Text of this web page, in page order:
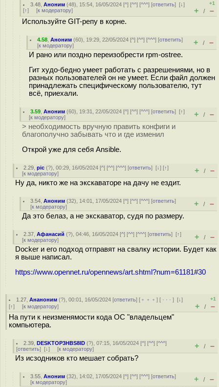
3.48 ,Аноним (48), 15:54, 16/05/2024 [^] [^^] [^^^] [ответить][↓]
[↑] [к модератору]
+1
+ / –
Используйте GIT-репу в корне.
4.58 ,Аноним (60), 19:29, 22/05/2024 [^] [^^] [^^^] [ответить]
[к модератору] + / –
И рано или поздно переизобрести rpm-ostree.
Гит худо-бедно умеет работать с разрешениями, но в
разных пользователей он не умеет. Если файл должен
принадлежать специфическому пользователю, тут
всё, приехали.
3.59 ,Аноним (60), 19:31, 22/05/2024 [^] [^^] [^^^] [ответить][↑]
[к модератору] + / –
> необходимость вручную править конфиги и
благополучно забывать что и где изменил
Открой уже для себя Ansible.
2.29 ,pic (?), 00:29, 16/05/2024 [^] [^^] [^^^] [ответить][↓] [↑]
[к модератору] + / –
Ну да, никто же на экскаваторе на дачу не ездит.
3.54 ,Аноним (32), 14:01, 17/05/2024 [^] [^^] [^^^] [ответить]
[к модератору] + / –
Да это белаз, а не экскаватор, судя по размеру.
2.37 ,Афанасий (?), 04:46, 16/05/2024 [^] [^^] [^^^] [ответить][↑]
[к модератору] + / –
Docker и его подход отправят на свалку истории. Будет как
я выше написал.
https://www.opennet.ru/opennews/art.shtml?num=61181#30
1.27 ,Ананоним (?), 00:01, 16/05/2024 [ответить] [ ﹢﹢﹢] [ · · ·][↓]
[↑] [к модератору]
+1
+ / –
На пути к неизменямости кода ОС "владельцем"
компьютера.
2.39 ,DESKTOP3HBS8ID (?), 07:15, 16/05/2024 [^] [^^] [^^^]
[ответить] [↓] [к модератору] + / –
Из исзодников кто мешает собрать?
3.55 ,Аноним (32), 14:02, 17/05/2024 [^] [^^] [^^^] [ответить]
[к модератору] + / –